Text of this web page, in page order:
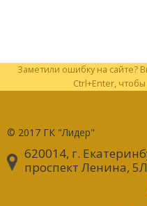
Заметили ошибку на сайте?
Ctrl+Enter,
© 2017 ГК "Лидер"
620014, г.
проспект Ленина,